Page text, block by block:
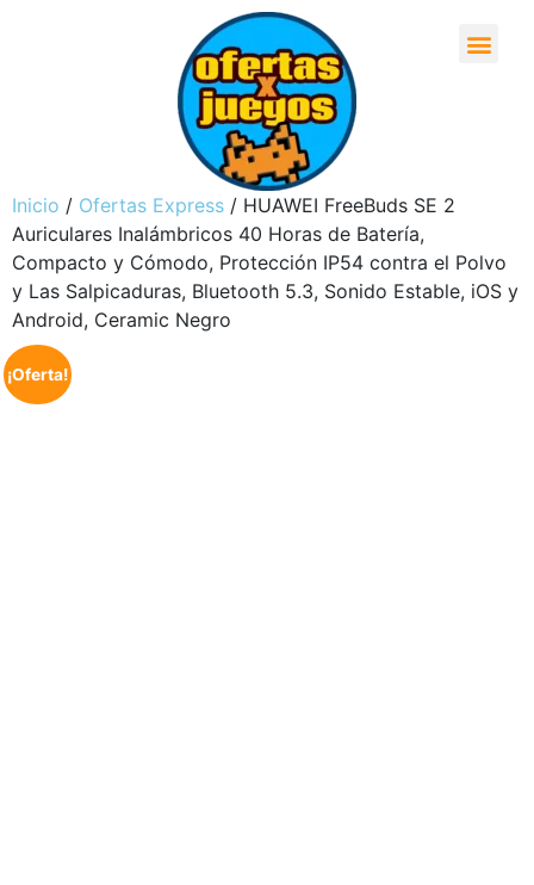
Inicio / Ofertas Express / HUAWEI FreeBuds SE 2
Auriculares Inalámbricos 40 Horas de Batería,
Compacto y Cómodo, Protección IP54 contra el Polvo
y Las Salpicaduras, Bluetooth 5.3, Sonido Estable, iOS y
Android, Ceramic Negro
¡Oferta!